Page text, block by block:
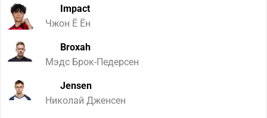
Impact
Чжон Ё Ён
Broxah
Мэдс Брок-Педерсен
Jensen
Николай Дженсен